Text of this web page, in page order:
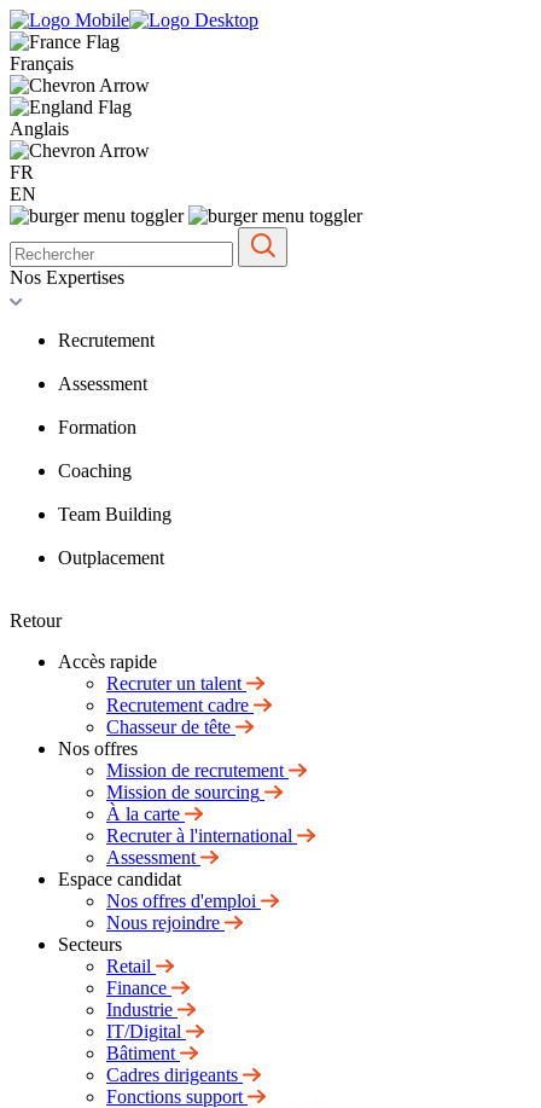
Français
Anglais
FR
EN
Nos Expertises
Recrutement
Assessment
Formation
Coaching
Team Building
Outplacement
Retour
Accès rapide
Recruter un talent
Recrutement cadre
Chasseur de tête
Nos offres
Mission de recrutement
Mission de sourcing
À la carte
Recruter à l'international
Assessment
Espace candidat
Nos offres d'emploi
Nous rejoindre
Secteurs
Retail
Finance
Industrie
IT/Digital
Bâtiment
Cadres dirigeants
Fonctions support